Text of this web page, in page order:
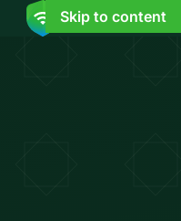
Skip to content